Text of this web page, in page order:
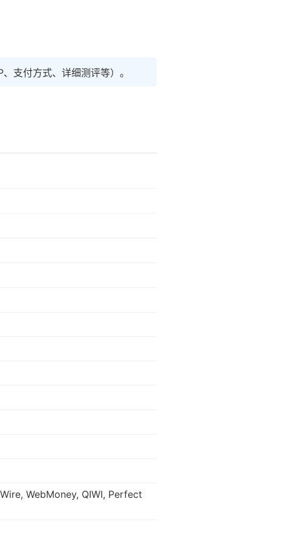
、支付方式、详细测评等）。
WebMoney, QIWI, Perfect